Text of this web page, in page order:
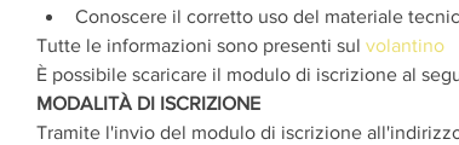
Conoscere il corretto uso del materiale
Tutte le informazioni sono presenti sul volantino
È possibile scaricare il modulo di iscrizione al
MODALITÀ DI ISCRIZIONE
Tramite l'invio del modulo di iscrizione